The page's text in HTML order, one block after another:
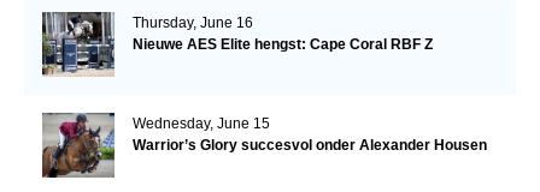
Thursday, June 16
Nieuwe AES Elite hengst: Cape Coral RBF Z
Wednesday, June 15
Warrior’s Glory succesvol onder Alexander Housen